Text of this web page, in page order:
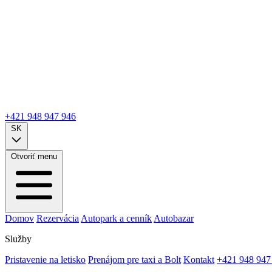
+421 948 947 946
SK
Otvoriť menu
Domov Rezervácia Autopark a cenník Autobazar
Služby
Pristavenie na letisko Prenájom pre taxi a Bolt Kontakt +421 948